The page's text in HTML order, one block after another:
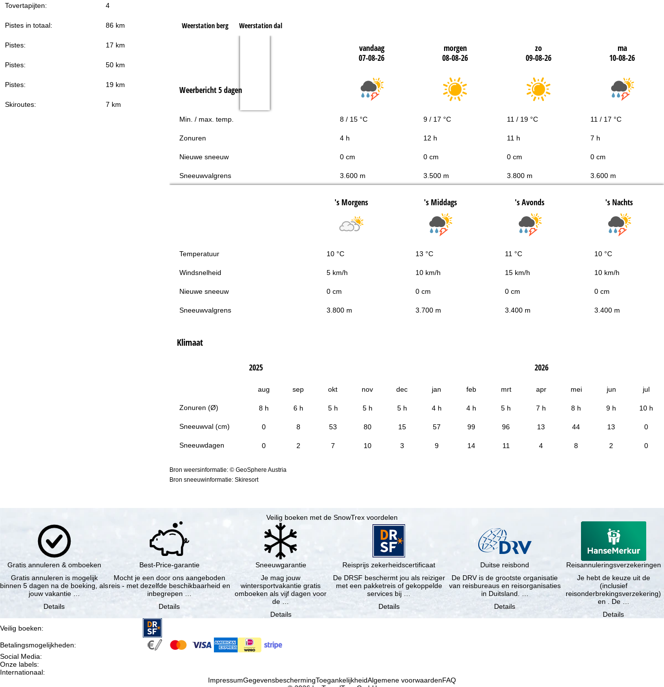
Tovertapijten: 4
Pistes in totaal: 86 km
Pistes: 17 km
Pistes: 50 km
Pistes: 19 km
Skiroutes: 7 km
Weerstation berg Weerstation dal
vandaag
07-08-26
morgen
08-08-26
zo
09-08-26
ma
10-08-26
Weerbericht 5 dagen
Min. / max. temp. 8 / 15 °C 9 / 17 °C 11 / 19 °C 11 / 17 °C
Zonuren 4 h 12 h 11 h 7 h
Nieuwe sneeuw 0 cm 0 cm 0 cm 0 cm
Sneeuwvalgrens 3.600 m 3.500 m 3.800 m 3.600 m
's Morgens 's Middags 's Avonds 's Nachts
Temperatuur 10 °C 13 °C 11 °C 10 °C
Windsnelheid 5 km/h 10 km/h 15 km/h 10 km/h
Nieuwe sneeuw 0 cm 0 cm 0 cm 0 cm
Sneeuwvalgrens 3.800 m 3.700 m 3.400 m 3.400 m
Klimaat
Zonuren (Ø)
Sneeuwval (cm)
Sneeuwdagen
2025 2026
aug sep okt nov dec jan feb mrt apr mei jun jul
8 h 6 h 5 h 5 h 5 h 4 h 4 h 5 h 7 h 8 h 9 h 10 h
0 8 53 80 15 57 99 96 13 44 13 0
0 2 7 10 3 9 14 11 4 8 2 0
Bron weersinformatie: © GeoSphere Austria
Bron sneeuwinformatie: Skiresort
Veilig boeken met de SnowTrex voordelen
Gratis annuleren & omboeken
Gratis annuleren is mogelijk
binnen 5 dagen na de boeking, als
jouw vakantie …
Details
Best-Price-garantie
Mocht je een door ons aangeboden
reis - met dezelfde beschikbaarheid en
inbegrepen …
Details
Sneeuwgarantie
Je mag jouw
wintersportvakantie gratis
omboeken als vijf dagen voor
de …
Details
Reisprijs zekerheidscertificaat
De DRSF beschermt jou als reiziger
met een pakketreis of gekoppelde
services bij …
Details
Duitse reisbond
De DRV is de grootste organisatie
van reisbureaus en reisorganisaties
in Duitsland. …
Details
Reisannuleringsverzekeringen
Je hebt de keuze uit de
(inclusief
reisonderbrekingsverzekering)
en . De …
Details
Veilig boeken:
Betalingsmogelijkheden:
Social Media:
Onze labels:
Internationaal:
ImpressumGegevensbeschermingToegankelijkheidAlgemene voorwaardenFAQ